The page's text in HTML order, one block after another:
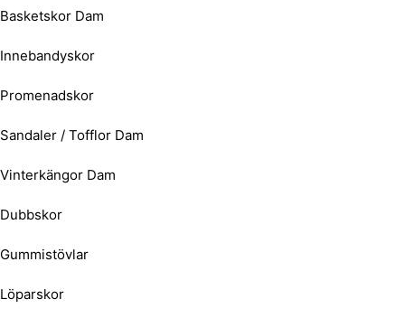
Basketskor Dam
Innebandyskor
Promenadskor
Sandaler / Tofflor Dam
Vinterkängor Dam
Dubbskor
Gummistövlar
Löparskor